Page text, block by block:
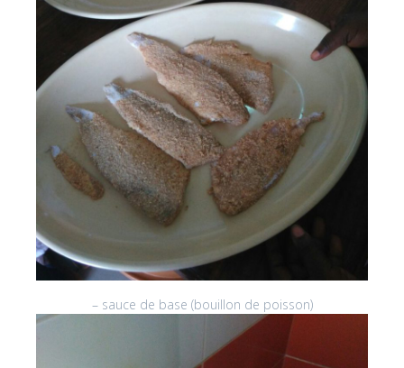
– sauce de base (bouillon de poisson)